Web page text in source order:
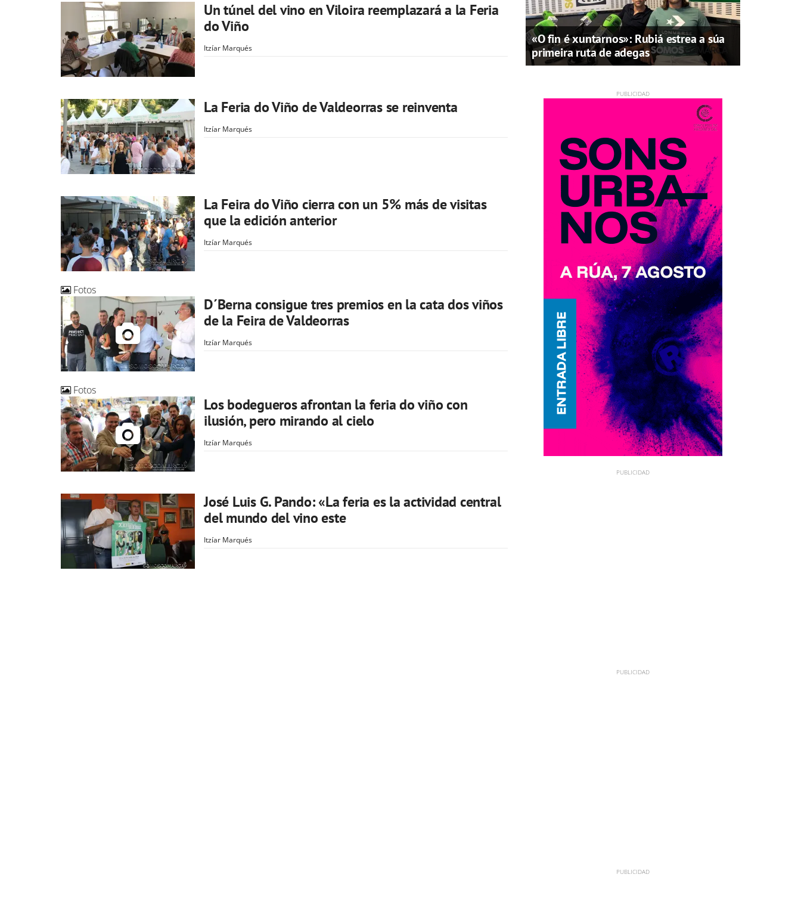
Un túnel del vino en Viloira reemplazará a la Feria
do Viño
Itzíar Marqués
La Feria do Viño de Valdeorras se reinventa
Itzíar Marqués
La Feira do Viño cierra con un 5% más de visitas
que la edición anterior
Itzíar Marqués
Fotos
D´Berna consigue tres premios en la cata dos viños
de la Feira de Valdeorras
Itzíar Marqués
Fotos
Los bodegueros afrontan la feria do viño con
ilusión, pero mirando al cielo
Itzíar Marqués
José Luis G. Pando: «La feria es la actividad central
del mundo del vino este
Itzíar Marqués
«O fin é xuntarnos»: Rubiá estrea a súa
primeira ruta de adegas